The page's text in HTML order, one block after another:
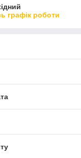
графік роботи